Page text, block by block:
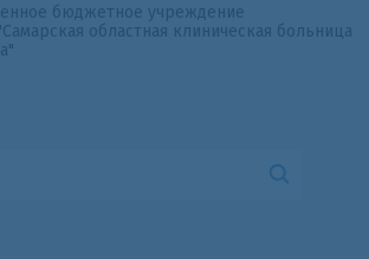
бюджетное учреждение
областная клиническая больница